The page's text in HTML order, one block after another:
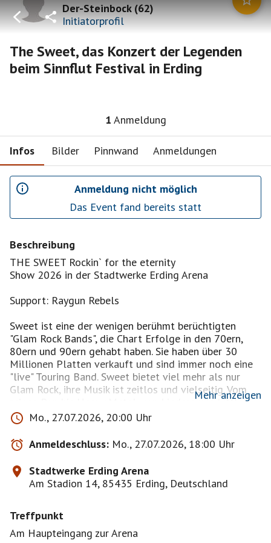
Der-Steinbock(62)
Initiatorprofil
The Sweet, das Konzert der Legenden
beim Sinnflut Festival in Erding
1 Anmeldung
Infos Bilder Pinnwand Anmeldungen
Anmeldung nicht möglich
Das Event fand bereits statt
Beschreibung
THE SWEET Rockin` for the eternity
Show 2026 in der Stadtwerke Erding Arena
Support: Raygun Rebels
Sweet ist eine der wenigen berühmt berüchtigten
"Glam Rock Bands", die Chart Erfolge in den 70ern,
80ern und 90ern gehabt haben. Sie haben über 30
Millionen Platten verkauft und sind immer noch eine
"live" Touring Band. Sweet bietet viel mehr als nur
Glam Rock, ihre Musik ist zeitlos und vielseitig. Vom
reinen Pop bis Heavy Metal, von Liedern wie Little
Willy mit nur drei Akkorden bis hin zu komplexen
Arrangements wie Love Is Like Oxygen.
1970 war ein wichtiges Jahr, Sweet mit Andy Scott,
Steve Priest, Mick Tucker und Brian Connolly trafen
auf die Songwriter Nicky Chinn und Mike Chapman und
Plattenproduzent Phil Wainmann. Diese fünfjährige
darunter auch eine Nummer eins. Die Medien meinten
daraufhin, dass die Band eine Retortenband sei. Die
Mehr anzeigen
Mo., 27.07.2026, 20:00 Uhr
Anmeldeschluss: Mo., 27.07.2026, 18:00 Uhr
Stadtwerke Erding Arena
Am Stadion 14, 85435 Erding, Deutschland
Treffpunkt
Am Haupteingang zur Arena